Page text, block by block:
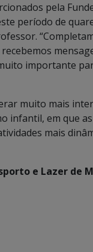
pela
período de
importante
muito mais
infantil, em que
mais
e Lazer de